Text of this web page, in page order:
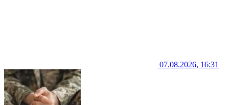
07.08.2026, 16:31